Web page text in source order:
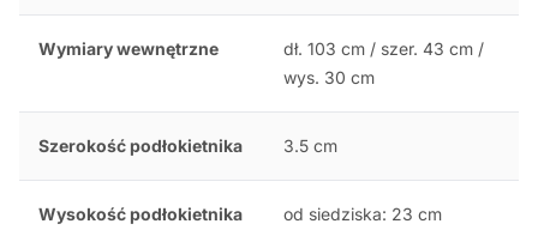
Wymiary wewnętrzne
dł. 103 cm / szer. 43 cm /
wys. 30 cm
Szerokość podłokietnika 3.5 cm
Wysokość podłokietnika
od siedziska: 23 cm